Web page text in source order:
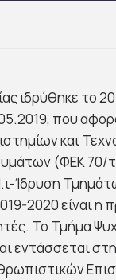
ιδρύθηκε το
που
και
(ΦΕΚ 70/
Ίδρυση
2020 είναι
Το Τμήμα
εντάσσεται